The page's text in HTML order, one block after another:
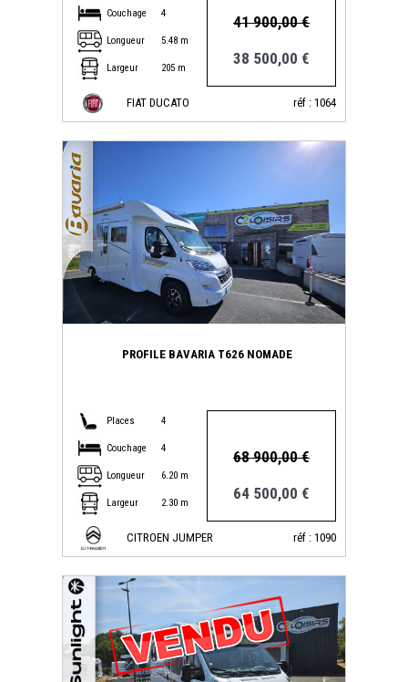
Couchage 4
Longueur 5.48 m
Largeur 205 m
41 900,00 €
38 500,00 €
FIAT DUCATO réf : 1064
PROFILE BAVARIA T626 NOMADE
Places 4
Couchage 4
Longueur 6.20 m
Largeur 2.30 m
68 900,00 €
64 500,00 €
CITROEN JUMPER réf : 1090